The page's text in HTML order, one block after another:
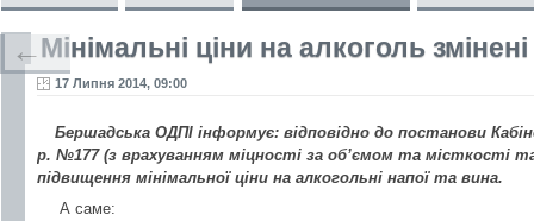
Мінімальні ціни на алкоголь змінені
17 Липня 2014, 09:00
Бершадська ОДПІ інформує: відповідно до постанови
р. №177 (з врахуванням міцності за об’ємом та місткості
підвищення мінімальної ціни на алкогольні напої та вина.
А саме:
←